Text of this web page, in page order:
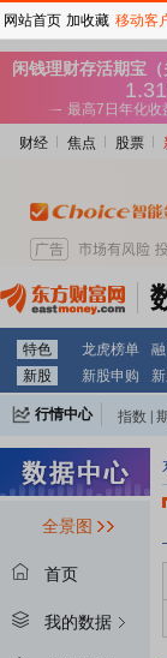
财经 焦点 股票
特色 龙虎榜单
新股
新股申购
行情中心 指数
全景图
首页
我的数据
网站首页 加收藏 移动客